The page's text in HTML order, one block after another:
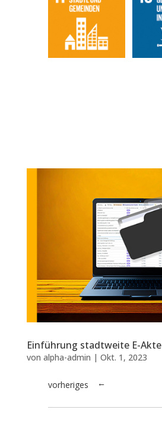
Einführung stadtweite E-Akte
von alpha-admin | Okt. 1, 2023
vorheriges →